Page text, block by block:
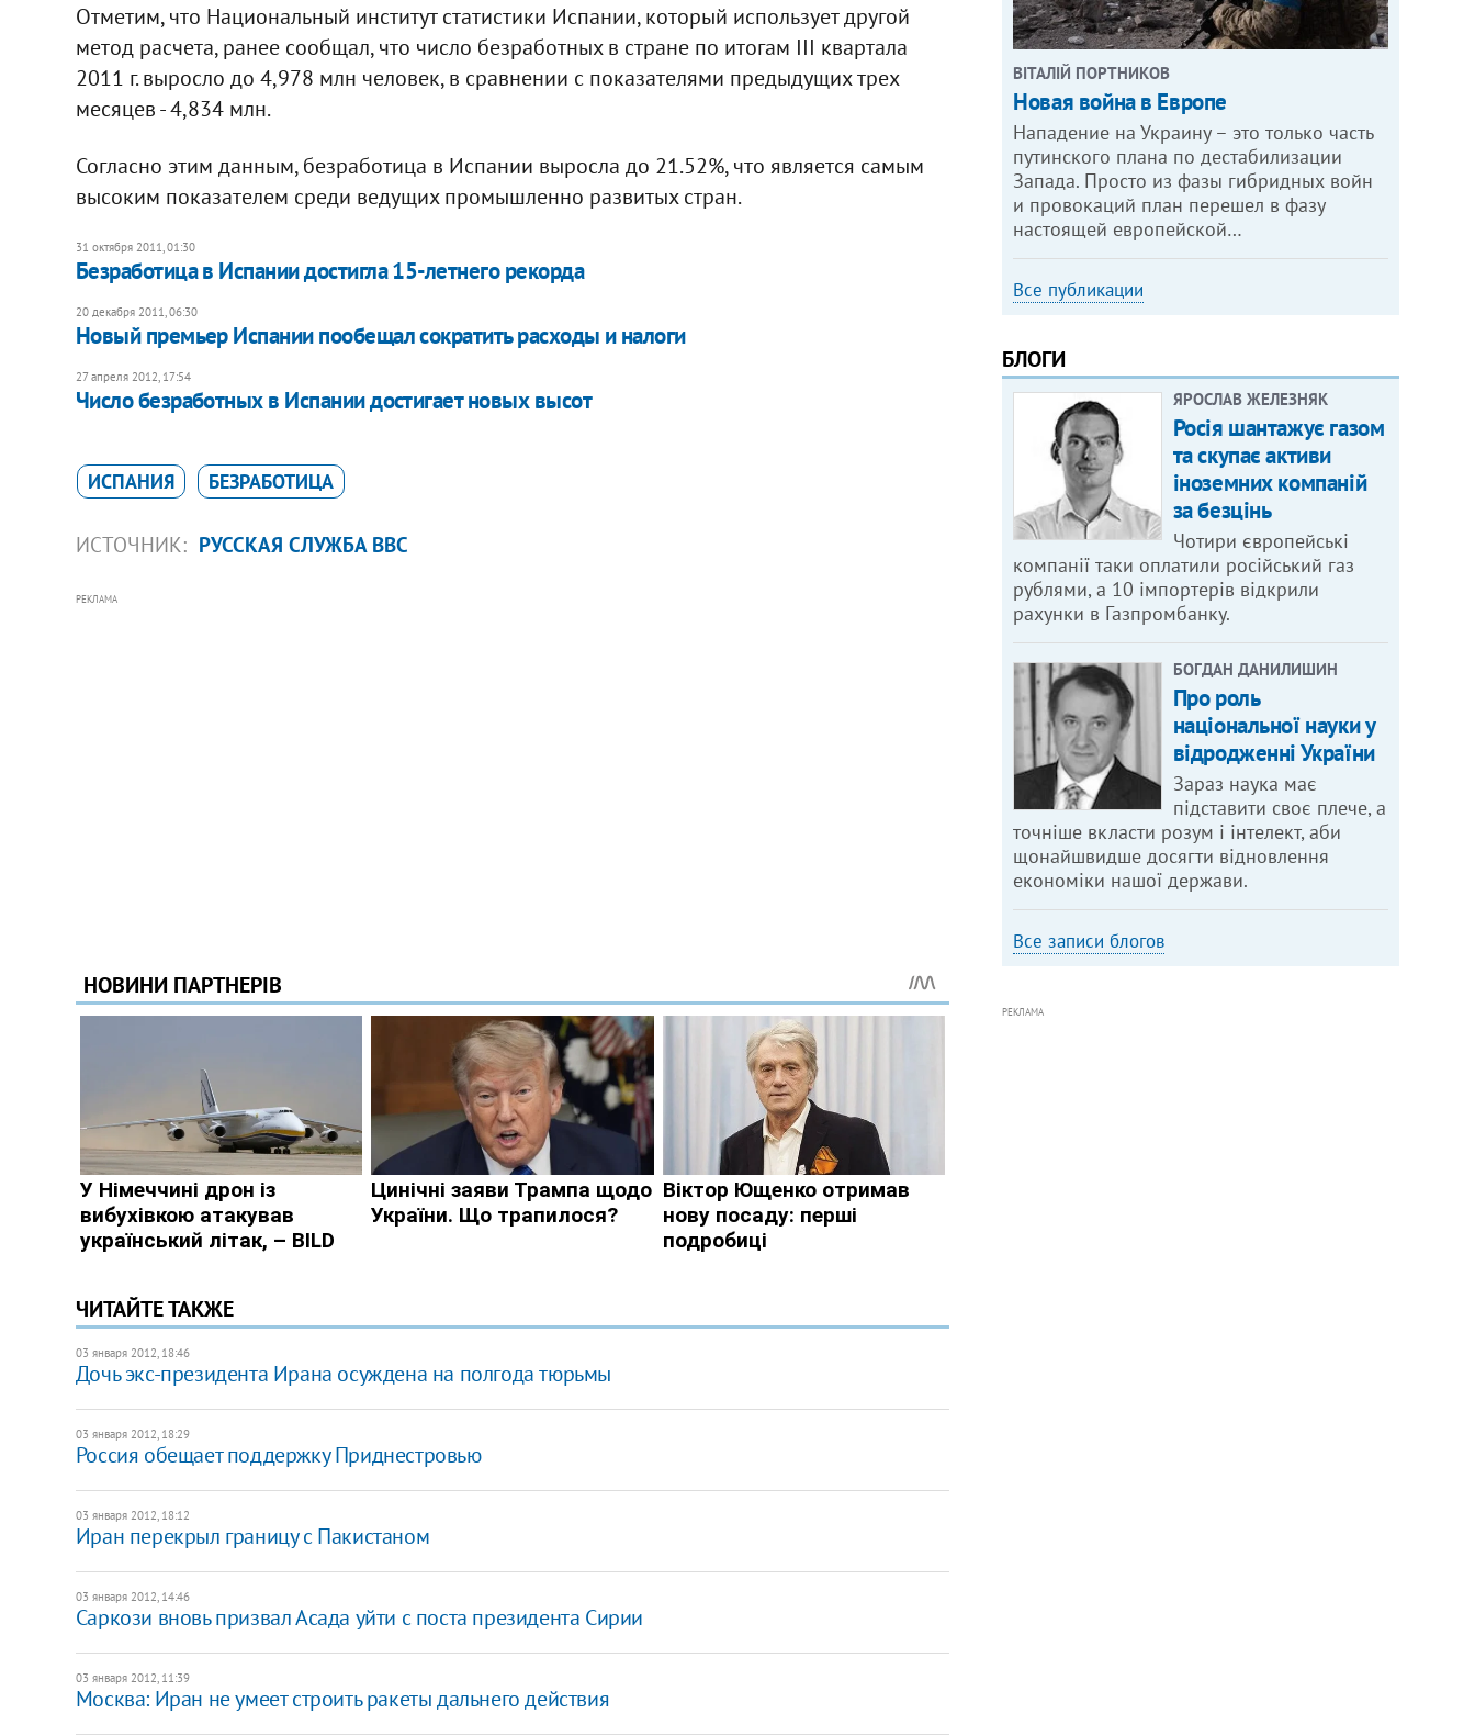
Отметим, что Национальный институт статистики Испании, который использует другой
метод расчета, ранее сообщал, что число безработных в стране по итогам III квартала
2011 г. выросло до 4,978 млн человек, в сравнении с показателями предыдущих трех
месяцев - 4,834 млн.
Согласно этим данным, безработица в Испании выросла до 21.52%, что является самым
высоким показателем среди ведущих промышленно развитых стран.
31 октября 2011, 01:30
Безработица в Испании достигла 15-летнего рекорда
20 декабря 2011, 06:30
Новый премьер Испании пообещал сократить расходы и налоги
27 апреля 2012, 17:54
Число безработных в Испании достигает новых высот
ИСПАНИЯ БЕЗРАБОТИЦА
ИСТОЧНИК: РУССКАЯ СЛУЖБА ВВС
РЕКЛАМА
ЧИТАЙТЕ ТАКЖЕ
03 января 2012, 18:46
​Дочь экс-президента Ирана осуждена на полгода тюрьмы
03 января 2012, 18:29
​Россия обещает поддержку Приднестровью
03 января 2012, 18:12
Иран перекрыл границу с Пакистаном
03 января 2012, 14:46
Саркози вновь призвал Асада уйти с поста президента Сирии
03 января 2012, 11:39
Москва: Иран не умеет строить ракеты дальнего действия
ВІТАЛІЙ ПОРТНИКОВ
Новая война в Европе
Нападение на Украину – это только часть
путинского плана по дестабилизации
Запада. Просто из фазы гибридных войн
и провокаций план перешел в фазу
настоящей европейской…
Все публикации
БЛОГИ
ЯРОСЛАВ ЖЕЛЕЗНЯК
Росія шантажує газом
та скупає активи
іноземних компаній
за безцінь
Чотири європейські
компанії таки оплатили російський газ
рублями, а 10 імпортерів відкрили
рахунки в Газпромбанку.
БОГДАН ДАНИЛИШИН
Про роль
національної науки у
відродженні України
Зараз наука має
підставити своє плече, а
точніше вкласти розум і інтелект, аби
щонайшвидше досягти відновлення
економіки нашої держави.
Все записи блогов
РЕКЛАМА